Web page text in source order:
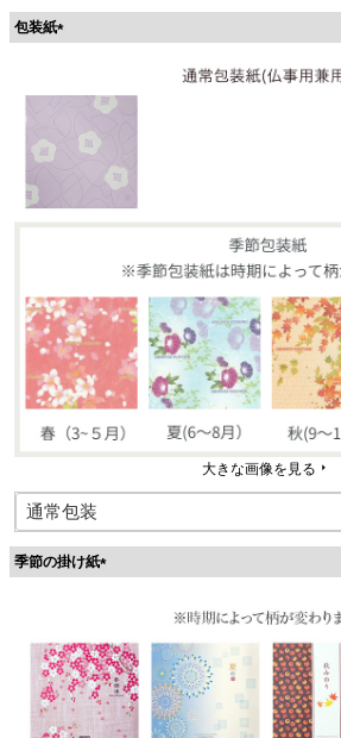
包装紙
須
大きな画像を見る
季節の掛け紙
)